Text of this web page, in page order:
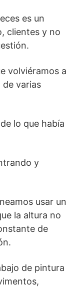
es un
clientes y no
volviéramos a
varias
lo que había
y
usar un
la altura no
de
de pintura